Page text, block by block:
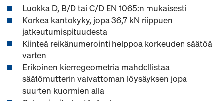
Luokka D, B/D tai C/D EN 1065:n mukaisesti
Korkea kantokyky, jopa 36,7 kN riippuen
jatkeutumispituudesta
Kiinteä reikänumerointi helppoa korkeuden säätöä
varten
Erikoinen kierregeometria mahdollistaa
säätömutterin vaivattoman löysäyksen jopa
suurten kuormien alla